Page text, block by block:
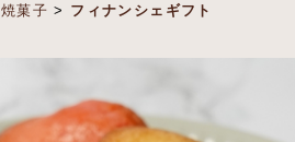
焼菓子 > フィナンシェギフト